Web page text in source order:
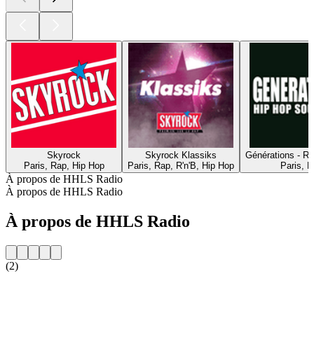
Skyrock
Paris, Rap, Hip Hop
Skyrock Klassiks
Paris, Rap, R'n'B, Hip Hop
Générations -
Paris,
À propos de HHLS Radio
À propos de HHLS Radio
À propos de HHLS Radio
(2)